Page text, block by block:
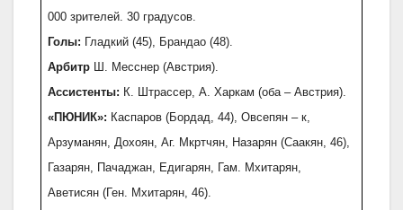
000 зрителей. 30 градусов.
Голы: Гладкий (45), Брандао (48).
Арбитр Ш. Месснер (Австрия).
Ассистенты: К. Штрассер, A. Харкам (оба – Австрия).
«ПЮНИК»: Каспаров (Бордад, 44), Овсепян – к,
Арзуманян, Дохоян, Аг. Мкртчян, Назарян (Саакян, 46),
Газарян, Пачаджан, Едигарян, Гам. Мхитарян,
Аветисян (Ген. Мхитарян, 46).